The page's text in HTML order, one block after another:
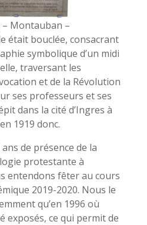
Montauban –
était bouclée, consacrant
symbolique d’un midi
traversant les
et de la Révolution
ses professeurs et ses
dans la cité d’Ingres à
1919 donc.
de présence de la
protestante à
entendons fêter au cours
2019-2020. Nous le
qu’en 1996 où
exposés, ce qui permit de